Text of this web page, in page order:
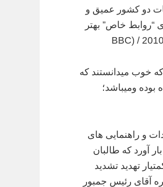
دو کشور عمیق و
“روابط خاص” بهتر
خوب میدانستند که
بوده ومیباشد؛
و راهنمایی های
آورد که طالبان
تهدید تشدید
آقای رئیس جمبور